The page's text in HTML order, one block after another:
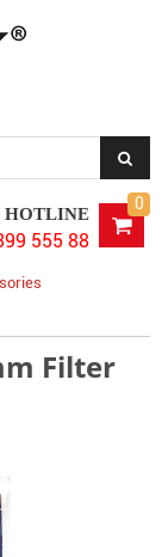
HOTLINE
555 88
0
Filter